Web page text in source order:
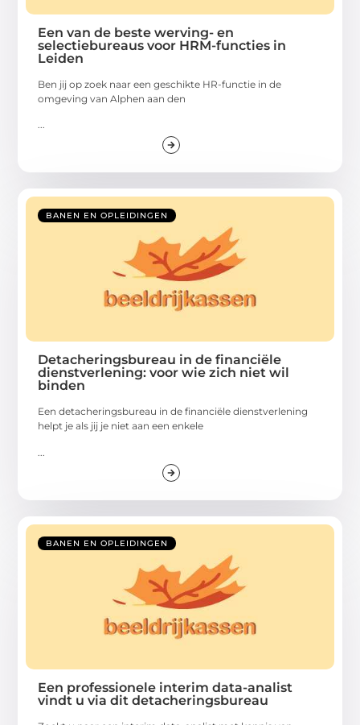
Een van de beste werving- en
selectiebureaus voor HRM-functies in
Leiden
Ben jij op zoek naar een geschikte HR-functie in de
omgeving van Alphen aan den
...
BANEN EN OPLEIDINGEN
Detacheringsbureau in de financiële
dienstverlening: voor wie zich niet wil
binden
Een detacheringsbureau in de financiële dienstverlening
helpt je als jij je niet aan een enkele
BANEN EN OPLEIDINGEN
Een professionele interim data-analist
vindt u via dit detacheringsbureau